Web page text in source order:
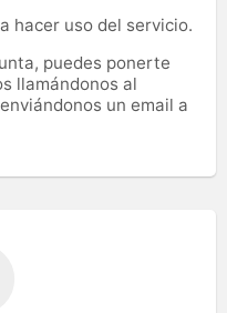
hacer uso del servicio.
puedes ponerte
llamándonos al
un email a